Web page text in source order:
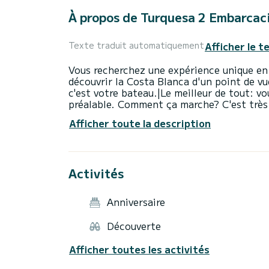
À propos de Turquesa 2
Texte traduit automatiquementAfficher le
Vous recherchez une expérience unique
découvrir la Costa Blanca d'un point de
c'est votre bateau.|Le meilleur de tout:
préalable. Comment ça marche? C'est
jeter l'ancre en toute sécurité et nous
bord:|Itinéraires exclusifs: Naviguez vers
moteur et plongez dans des eaux
pour monter et descendre
Bateaux neufs, vérifiés et avec tous les
sommes en contact avec vous au cas où
de surprises: Tout est expliqué de
quête d'une journée différente.|Ne
Afficher toute la description
Activités
Anniversaire
Découverte
Afficher toutes les activités